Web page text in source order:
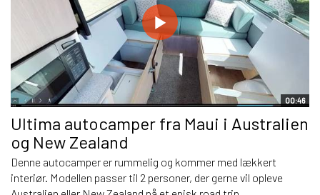
00:46
Ultima autocamper fra Maui i Australien
og New Zealand
Denne autocamper er rummelig og kommer med lækkert
interiør. Modellen passer til 2 personer, der gerne vil opleve